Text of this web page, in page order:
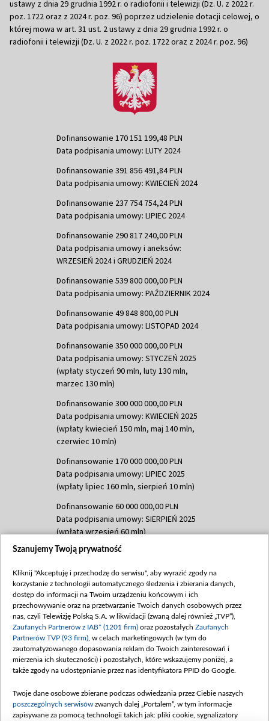
ustawy z dnia 29 grudnia 1992 r. o radiofonii i telewizji (Dz. U. z 2022 r.
poz. 1722 oraz z 2024 r. poz. 96) poprzez udzielenie dotacji celowej, o
której mowa w art. 31 ust. 2 ustawy z dnia 29 grudnia 1992 r. o
radiofonii i telewizji (Dz. U. z 2022 r. poz. 1722 oraz z 2024 r. poz. 96)
Dofinansowanie 170 151 199,48 PLN
Data podpisania umowy: LUTY 2024
Dofinansowanie 391 856 491,84 PLN
Data podpisania umowy: KWIECIEŃ 2024
Dofinansowanie 237 754 754,24 PLN
Data podpisania umowy: LIPIEC 2024
Dofinansowanie 290 817 240,00 PLN
Data podpisania umowy i aneksów:
WRZESIEŃ 2024 i GRUDZIEŃ 2024
Dofinansowanie 539 800 000,00 PLN
Data podpisania umowy: PAŹDZIERNIK 2024
Dofinansowanie 49 848 800,00 PLN
Data podpisania umowy: LISTOPAD 2024
Dofinansowanie 350 000 000,00 PLN
Data podpisania umowy: STYCZEŃ 2025
(wpłaty styczeń 90 mln, luty 130 mln,
marzec 130 mln)
Dofinansowanie 300 000 000,00 PLN
Data podpisania umowy: KWIECIEŃ 2025
(wpłaty kwiecień 150 mln, maj 140 mln,
czerwiec 10 mln)
Dofinansowanie 170 000 000,00 PLN
Data podpisania umowy: LIPIEC 2025
(wpłaty lipiec 160 mln, sierpień 10 mln)
Dofinansowanie 60 000 000,00 PLN
Data podpisania umowy: SIERPIEŃ 2025
(wpłata wrzesień 60 mln)
Dofinansowanie 635 783 051,21 PLN
(wpłata wrzesień 100 mln, październik 350
mln, listopad 265 mln)
Dofinansowanie 48 862 000,00 PLN
Data podpisania umowy: GRUDZIEŃ 2025
(wpłata grudzień 60,548 mln)
Dofinansowanie 900 000 000,00 PLN
Data podpisania umowy: LUTY 2026 (wpłata
kwiecień 180 mln, 7 maja 180 mln, 8
czerwca 90 mln)
Szanujemy Twoją prywatność
Kliknij "Akceptuję i przechodzę do serwisu", aby wyrazić zgody na
korzystanie z technologii automatycznego śledzenia i zbierania danych,
dostęp do informacji na Twoim urządzeniu końcowym i ich
przechowywanie oraz na przetwarzanie Twoich danych osobowych przez
nas, czyli Telewizję Polską S.A. w likwidacji (zwaną dalej również „TVP”),
Zaufanych Partnerów z IAB* (1201 firm) oraz pozostałych Zaufanych
Partnerów TVP (93 firm) , w celach marketingowych (w tym do
zautomatyzowanego dopasowania reklam do Twoich zainteresowań i
mierzenia ich skuteczności) i pozostałych, które wskazujemy poniżej, a
także zgody na udostępnianie przez nas identyfikatora PPID do Google.
Twoje dane osobowe zbierane podczas odwiedzania przez Ciebie naszych
poszczególnych serwisów zwanych dalej „Portalem”, w tym informacje
zapisywane za pomocą technologii takich jak: pliki cookie, sygnalizatory